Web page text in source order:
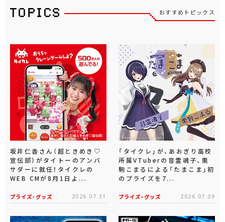
おすすめトピックス
坂井仁香さん（超ときめき♡
宣伝部）がタイトーのアンバ
サダーに就任！タイクレの
WEB CMが8月1日よ...
プライズ・グッズ 2026.07.31
「タイクレ」が、あおぎり高校
所属VTuberの音霊魂子、栗
駒こまるによる「たまこま」初
のプライズを7...
プライズ・グッズ 2026.07.09